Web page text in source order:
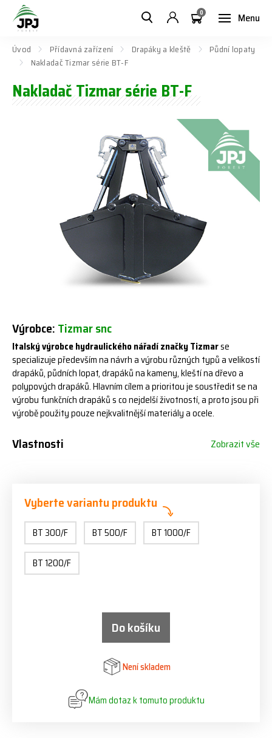
Menu
0
Úvod Přídavná zařízení Drapáky a kleště
Půdní lopaty
Nakladač Tizmar série BT-F
Nakladač Tizmar série BT-F
Výrobce:Tizmar snc
Italský výrobce hydraulického nářadí značky Tizmarse
specializuje především na návrh a výrobu různých typů a velikostí
drapáků, půdních lopat, drapáků na kameny, kleští na dřevo a
polypových drapáků. Hlavním cílem a prioritou je soustředit se na
výrobu funkčních drapáků s co nejdelší životností, a proto jsou při
výrobě použity pouze nejkvalitnější materiály a ocele.
Vlastnosti Zobrazit vše
Vyberte variantu produktu
BT 300/F BT 500/F BT 1000/F
BT 1200/F
Do košíku
Není skladem
Mám dotaz k tomuto produktu